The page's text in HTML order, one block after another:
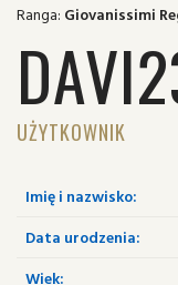
Ranga: Giovanissimi
UŻYTKOWNIK
Imię i nazwisko:
Data urodzenia:
Wiek: